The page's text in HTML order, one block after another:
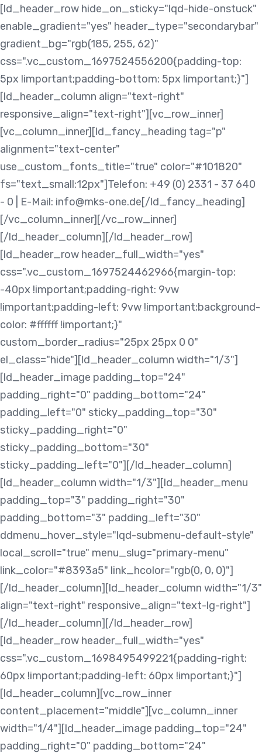
Skip
links
Skip
to
content
[ld_header_row hide_on_sticky="lqd-hide-onstuck"
enable_gradient="yes" header_type="secondarybar"
gradient_bg="rgb(185, 255, 62)"
css=".vc_custom_1697524556200{padding-top:
5px !important;padding-bottom: 5px !important;}"]
[ld_header_column align="text-right"
responsive_align="text-right"][vc_row_inner]
[vc_column_inner][ld_fancy_heading tag="p"
alignment="text-center"
use_custom_fonts_title="true" color="#101820"
fs="text_small:12px"]Telefon: +49 (0) 2331 - 37 640
- 0 | E-Mail: info@mks-one.de[/ld_fancy_heading]
[/vc_column_inner][/vc_row_inner]
[/ld_header_column][/ld_header_row]
[ld_header_row header_full_width="yes"
css=".vc_custom_1697524462966{margin-top:
-40px !important;padding-right: 9vw
!important;padding-left: 9vw !important;background-
color: #ffffff !important;}"
custom_border_radius="25px 25px 0 0"
el_class="hide"][ld_header_column width="1/3"]
[ld_header_image padding_top="24"
padding_right="0" padding_bottom="24"
padding_left="0" sticky_padding_top="30"
sticky_padding_right="0"
sticky_padding_bottom="30"
sticky_padding_left="0"][/ld_header_column]
[ld_header_column width="1/3"][ld_header_menu
padding_top="3" padding_right="30"
padding_bottom="3" padding_left="30"
ddmenu_hover_style="lqd-submenu-default-style"
local_scroll="true" menu_slug="primary-menu"
link_color="#8393a5" link_hcolor="rgb(0, 0, 0)"]
[/ld_header_column][ld_header_column width="1/3"
align="text-right" responsive_align="text-lg-right"]
[/ld_header_column][/ld_header_row]
[ld_header_row header_full_width="yes"
css=".vc_custom_1698495499221{padding-right:
60px !important;padding-left: 60px !important;}"]
[ld_header_column][vc_row_inner
content_placement="middle"][vc_column_inner
width="1/4"][ld_header_image padding_top="24"
padding_right="0" padding_bottom="24"